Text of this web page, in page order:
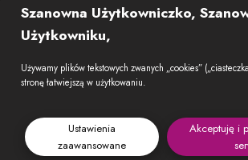
Szanowna Użytkowniczko,
Użytkowniku,
Używamy plików tekstowych zwanych „cookies”
stronę łatwiejszą w użytkowaniu.
Ustawienia
zaawansowane
Akceptuję i